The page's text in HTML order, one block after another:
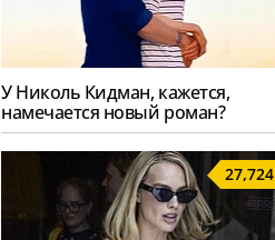
У Николь Кидман, кажется,
намечается новый роман?
27,724